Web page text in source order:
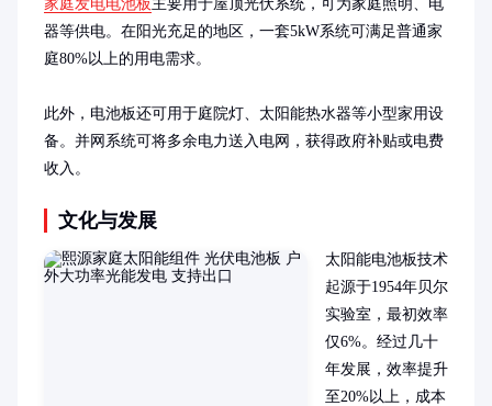
家庭发电电池板 主要用于屋顶光伏系统，可为家庭照明、电
器等供电。在阳光充足的地区，一套5kW系统可满足普通家
庭80%以上的用电需求。
此外，电池板还可用于庭院灯、太阳能热水器等小型家用设
备。并网系统可将多余电力送入电网，获得政府补贴或电费
收入。
文化与发展
太阳能电池板技术
起源于1954年贝尔
实验室，最初效率
仅6%。经过几十
年发展，效率提升
至20%以上，成本